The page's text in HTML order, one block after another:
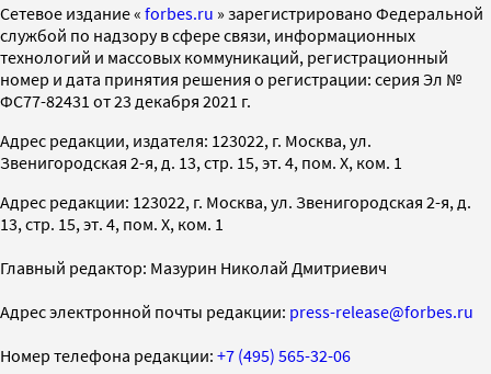
Cетевое издание « forbes.ru » зарегистрировано Федеральной
службой по надзору в сфере связи, информационных
технологий и массовых коммуникаций, регистрационный
номер и дата принятия решения о регистрации: серия Эл №
ФС77-82431 от 23 декабря 2021 г.
Адрес редакции, издателя: 123022, г. Москва, ул.
Звенигородская 2-я, д. 13, стр. 15, эт. 4, пом. X, ком. 1
Адрес редакции: 123022, г. Москва, ул. Звенигородская 2-я, д.
13, стр. 15, эт. 4, пом. X, ком. 1
Главный редактор: Мазурин Николай Дмитриевич
Адрес электронной почты редакции: press-release@forbes.ru
Номер телефона редакции: +7 (495) 565-32-06